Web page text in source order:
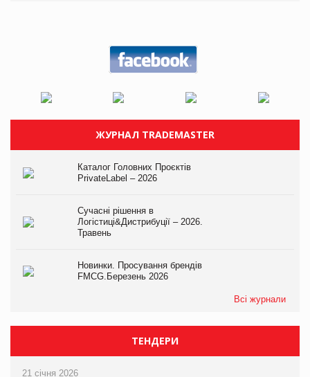
ЖУРНАЛ TRADEMASTER
Каталог Головних Проєктів
PrivateLabel – 2026
Сучасні рішення в
Логістиці&Дистрибуції – 2026.
Травень
Новинки. Просування брендів
FMCG.Березень 2026
Всі журнали
ТЕНДЕРИ
21 січня 2026